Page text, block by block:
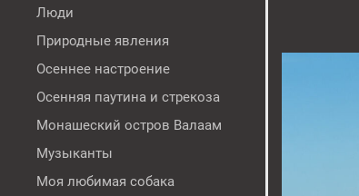
Люди
Природные явления
Осеннее настроение
Осенняя паутина и стрекоза
Монашеский остров Валаам
Музыканты
Моя любимая собака